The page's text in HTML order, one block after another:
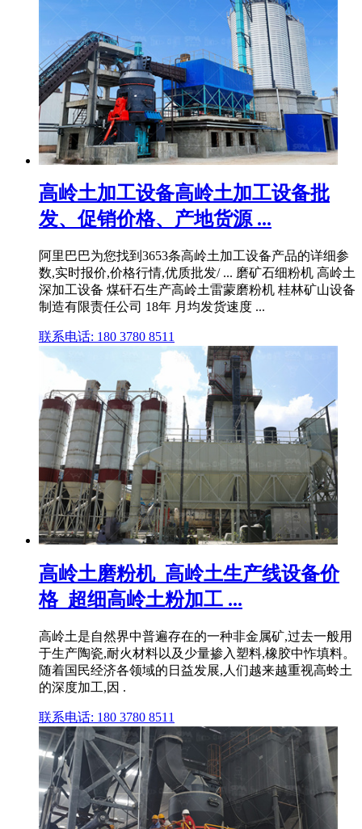
高岭土加工设备高岭土加工设备批
发、促销价格、产地货源 ...
阿里巴巴为您找到3653条高岭土加工设备产品的详细参
数,实时报价,价格行情,优质批发/ ... 磨矿石细粉机 高岭土
深加工设备 煤矸石生产高岭土雷蒙磨粉机 桂林矿山设备
制造有限责任公司 18年 月均发货速度 ...
联系电话: 180 3780 8511
高岭土磨粉机_高岭土生产线设备价
格_超细高岭土粉加工 ...
高岭土是自然界中普遍存在的一种非金属矿,过去一般用
于生产陶瓷,耐火材料以及少量掺入塑料,橡胶中怍填料。
随着国民经济各领域的日益发展,人们越来越重视高蛉土
的深度加工,因 .
联系电话: 180 3780 8511